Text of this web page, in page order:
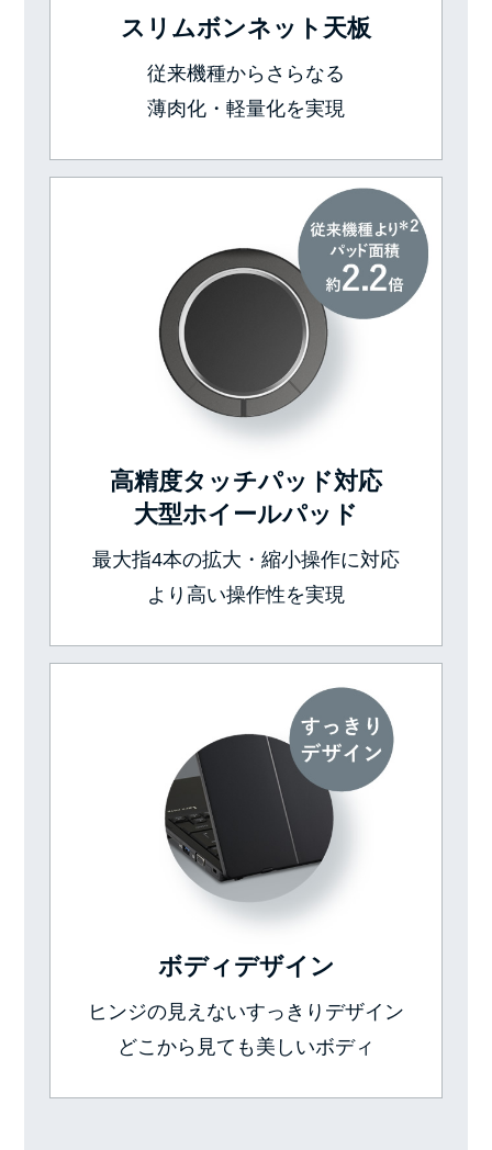
スリムボンネット天板
従来機種からさらなる
薄肉化・軽量化を実現
高精度タッチパッド対応
大型ホイールパッド
最大指4本の拡大・縮小操作に対応
より高い操作性を実現
ボディデザイン
ヒンジの見えないすっきりデザイン
どこから見ても美しいボディ